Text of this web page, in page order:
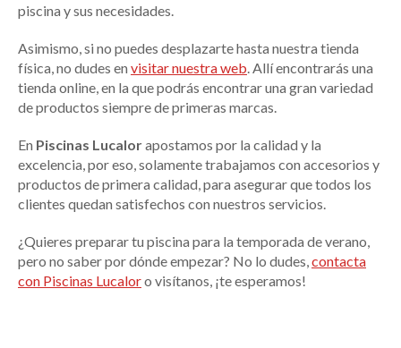
piscina y sus necesidades.
Asimismo, si no puedes desplazarte hasta nuestra tienda
física, no dudes en visitar nuestra web . Allí encontrarás una
tienda online, en la que podrás encontrar una gran variedad
de productos siempre de primeras marcas.
En Piscinas Lucalorapostamos por la calidad y la
excelencia, por eso, solamente trabajamos con accesorios y
productos de primera calidad, para asegurar que todos los
clientes quedan satisfechos con nuestros servicios.
¿Quieres preparar tu piscina para la temporada de verano,
pero no saber por dónde empezar? No lo dudes, contacta
con Piscinas Lucaloro visítanos, ¡te esperamos!